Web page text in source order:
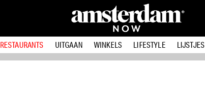
RESTAURANTS UITGAAN WINKELS LIFESTYLE LIJSTJES